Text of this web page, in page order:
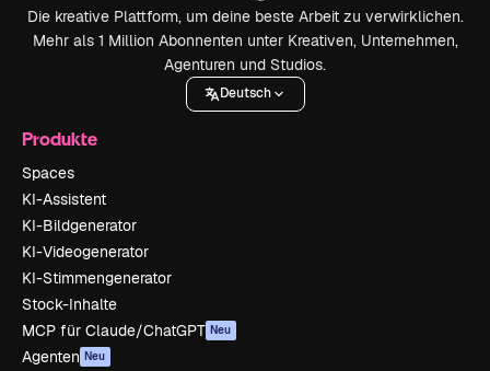
Die kreative Plattform, um deine beste Arbeit zu verwirklichen.
Mehr als 1 Million Abonnenten unter Kreativen, Unternehmen,
Agenturen und Studios.
Deutsch
Produkte
Spaces
KI-Assistent
KI-Bildgenerator
KI-Videogenerator
KI-Stimmengenerator
Stock-Inhalte
MCP für Claude/ChatGPT Neu
Agenten Neu